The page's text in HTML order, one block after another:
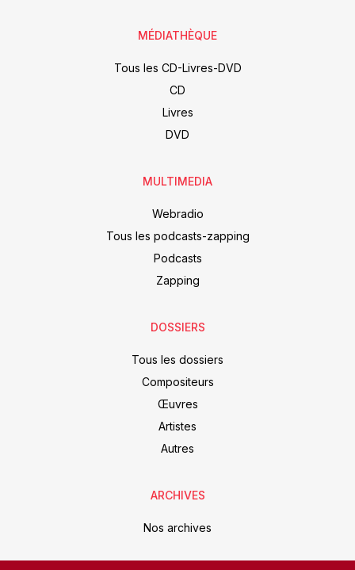
MÉDIATHÈQUE
Tous les CD-Livres-DVD
CD
Livres
DVD
MULTIMEDIA
Webradio
Tous les podcasts-zapping
Podcasts
Zapping
DOSSIERS
Tous les dossiers
Compositeurs
Œuvres
Artistes
Autres
ARCHIVES
Nos archives